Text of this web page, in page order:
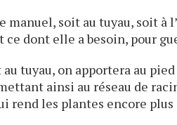
manuel, soit au tuyau, soit à
dont elle a besoin, pour
au tuyau, on apportera au
ainsi au réseau de
rend les plantes encore